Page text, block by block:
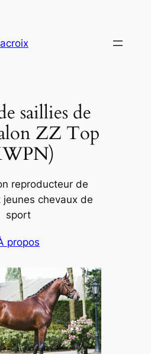
saillies de
ZZ Top
reproducteur de
chevaux de
sport
propos